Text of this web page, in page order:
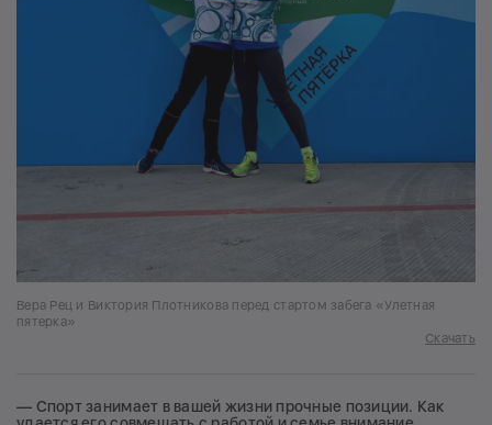
Вера Рец и Виктория Плотникова перед стартом забега «Улетная
пятерка»
Скачать
— Спорт занимает в вашей жизни прочные позиции. Как